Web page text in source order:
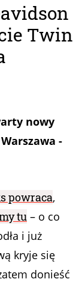
Twin
nowy
-
powraca,
tu – o co
i już
kryje się
donieść